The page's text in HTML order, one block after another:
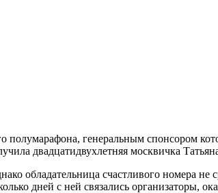
полумарафона, генеральным спонсором
двадцатидвухлетняя москвичка
обладательница счастливого номера не
дней с ней связались организаторы,